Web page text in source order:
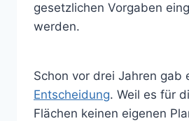
gesetzlichen Vorgaben
werden.
Schon vor drei Jahren gab
Entscheidung. Weil es für
Flächen keinen eigenen